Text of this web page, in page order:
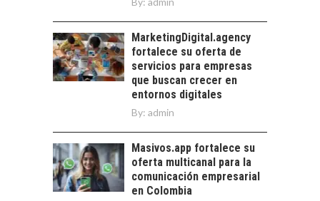
BANCARIO
pymes en Chile:
alternativas que
trascienden el
crédito…
MarketingDigital.agency
fortalece su oferta de
servicios para empresas
que buscan crecer en
entornos digitales
By: admin
Masivos.app fortalece su
oferta multicanal para la
comunicación empresarial
en Colombia